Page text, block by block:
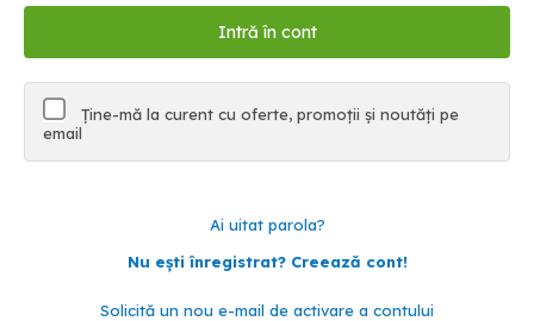
Ține-mă la curent cu oferte, promoții și noutăți pe
email
Ai uitat parola?
Nu ești înregistrat? Creează cont!
Solicită un nou e-mail de activare a contului